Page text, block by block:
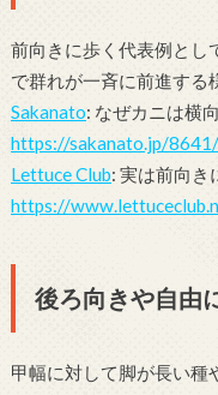
前向きに歩く代表例とし
で群れが一斉に前進する
Sakanato: なぜカニは横
https://sakanato.jp/8641/
Lettuce Club: 実は前向き
https://
後ろ向きや自由
甲幅に対して脚が長い種